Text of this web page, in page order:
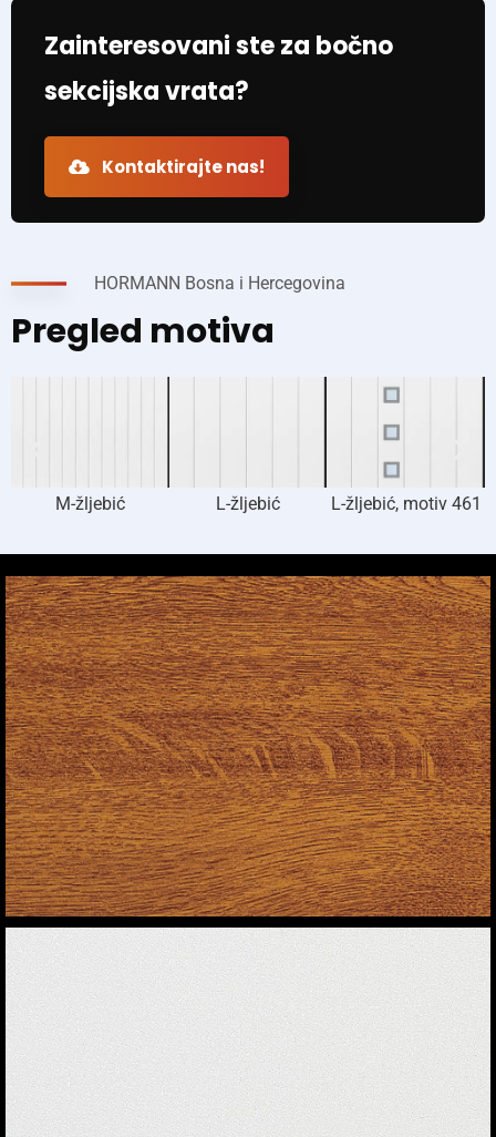
Zainteresovani ste za bočno
sekcijska vrata?
Kontaktirajte nas!
HORMANN Bosna i Hercegovina
Pregled motiva
M-žljebić L-žljebić L-žljebić, motiv 461